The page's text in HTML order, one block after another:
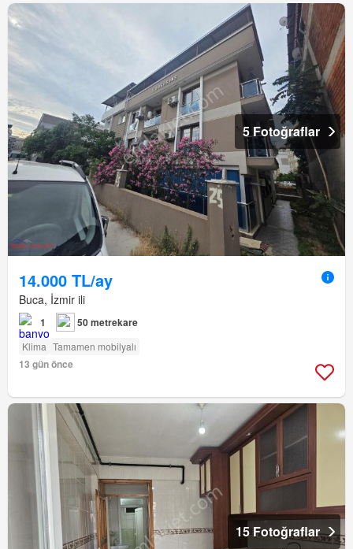
5 Fotoğraflar
14.000 TL/ay
Buca, İzmir ili
1 50 metrekare
Klima Tamamen mobilyalı
13 gün önce
15 Fotoğraflar